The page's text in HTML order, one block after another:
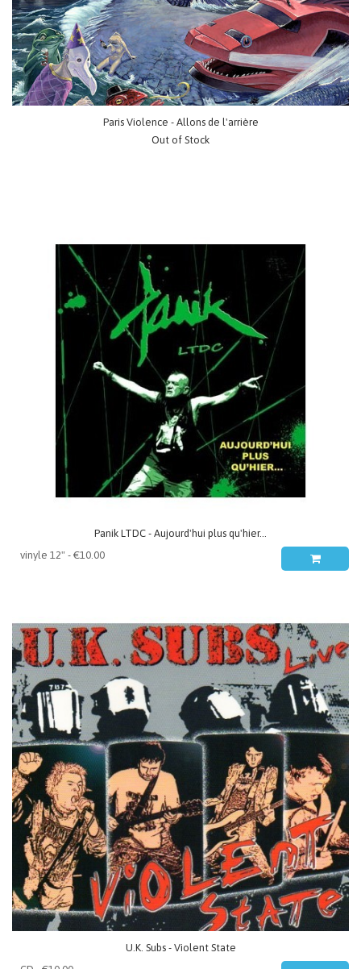
Paris Violence - Allons de l'arrière
Out of Stock
Panik LTDC - Aujourd'hui plus qu'hier...
U.K. Subs - Violent State